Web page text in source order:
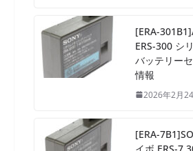
[ERA-
ERS-300 シ
バッテリー
情報
2026年2月
[ERA-
イボ ERS-7